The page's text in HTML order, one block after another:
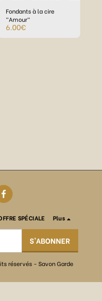
Fondants à la cire
"Amour"
6.00€
SPÉCIALE Plus
S'ABONNER
réservés - Savon Garde